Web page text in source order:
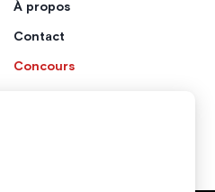
À propos
Contact
Concours